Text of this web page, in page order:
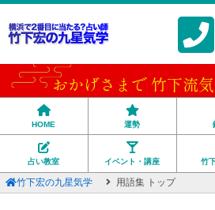
おかげさまで 竹下流
HOME 運勢
占い教室 イベント・講座 竹
竹下宏の九星気学 用語集 トップ